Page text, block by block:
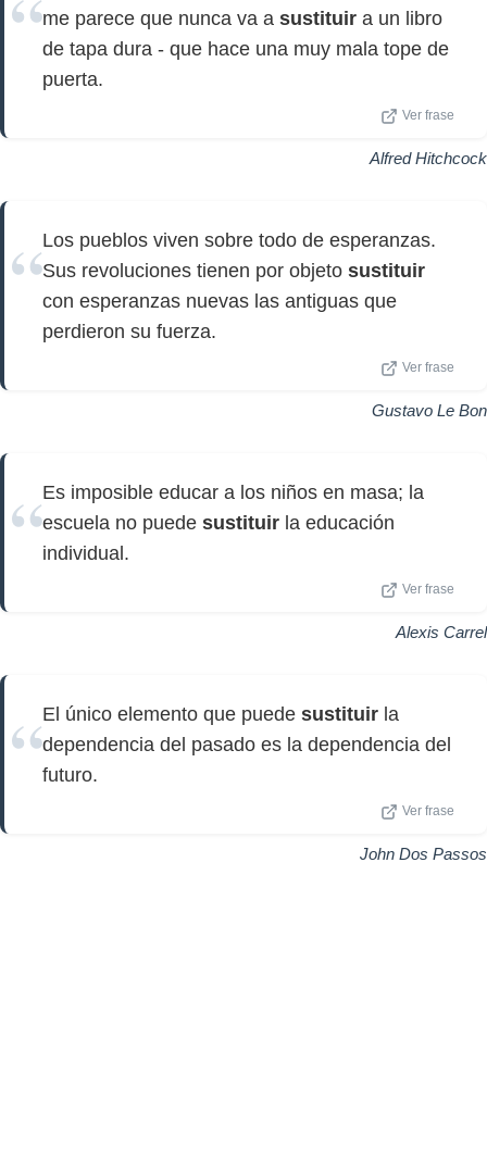
me parece que nunca va a sustituir a un libro
de tapa dura - que hace una muy mala tope de
puerta.
Ver frase
Alfred Hitchcock
Los pueblos viven sobre todo de esperanzas.
Sus revoluciones tienen por objeto sustituir
con esperanzas nuevas las antiguas que
perdieron su fuerza.
Ver frase
Gustavo Le Bon
Es imposible educar a los niños en masa; la
escuela no puede sustituir la educación
individual.
Ver frase
Alexis Carrel
El único elemento que puede sustituir la
dependencia del pasado es la dependencia del
futuro.
Ver frase
John Dos Passos